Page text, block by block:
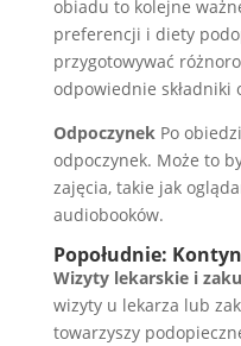
obiadu to kolejne
preferencji i diety
przygotowywać
odpowiednie składniki
OdpoczynekPo
odpoczynek. Może to
zajęcia, takie jak
audiobooków.
Popołudnie:
Wizyty lekarskie i
wizyty u lekarza lub
towarzyszy